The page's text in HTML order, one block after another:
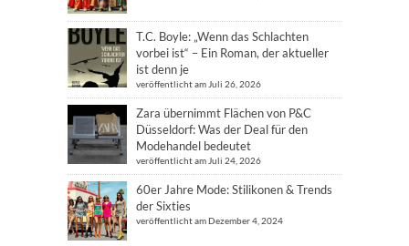
T.C. Boyle: „Wenn das Schlachten
vorbei ist“ – Ein Roman, der aktueller
ist denn je
veröffentlicht am Juli 26, 2026
Zara übernimmt Flächen von P&C
Düsseldorf: Was der Deal für den
Modehandel bedeutet
veröffentlicht am Juli 24, 2026
60er Jahre Mode: Stilikonen & Trends
der Sixties
veröffentlicht am Dezember 4, 2024